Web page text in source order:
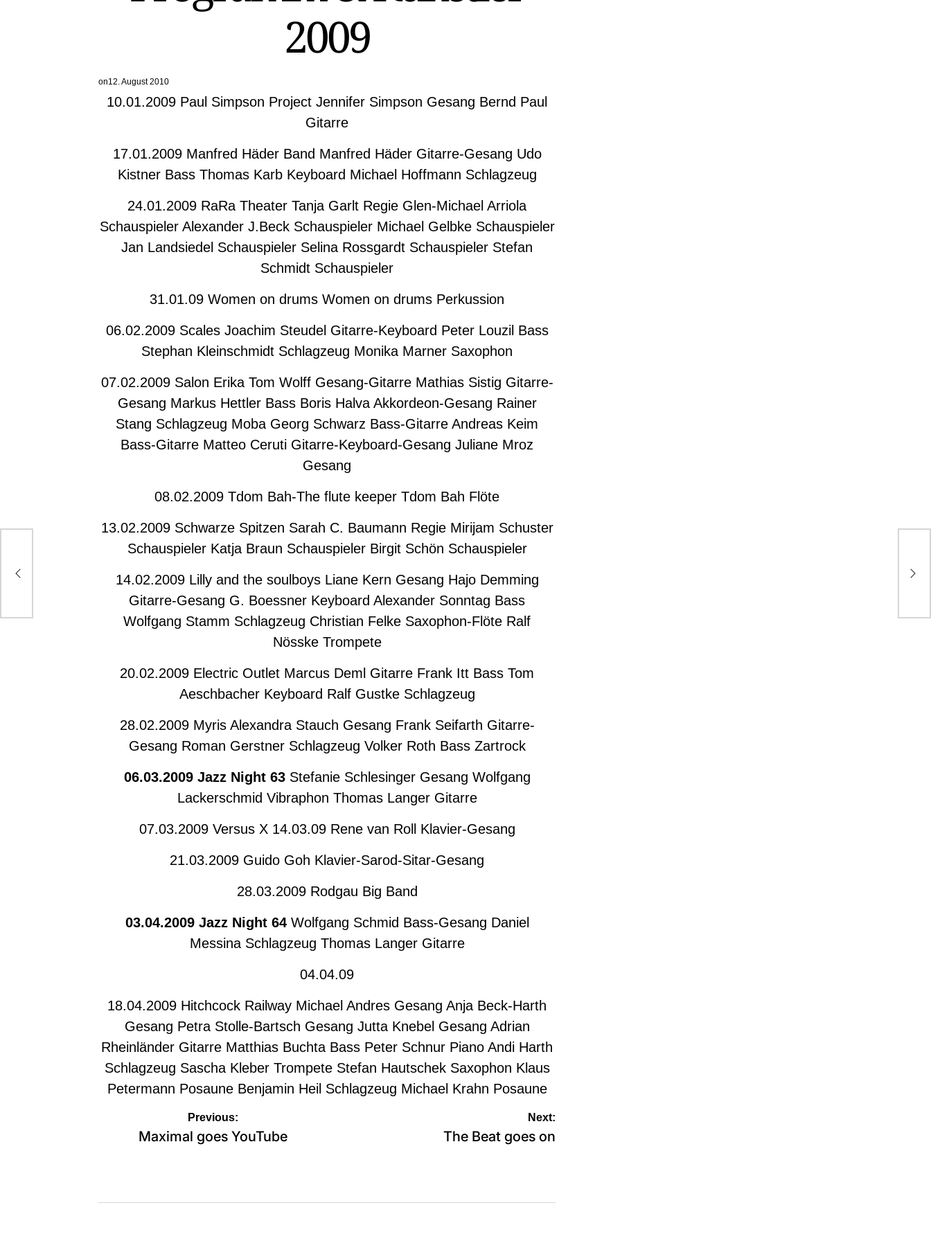
2009
on12. August 2010
10.01.2009 Paul Simpson Project Jennifer Simpson Gesang Bernd Paul
Gitarre
17.01.2009 Manfred Häder Band Manfred Häder Gitarre-Gesang Udo
Kistner Bass Thomas Karb Keyboard Michael Hoffmann Schlagzeug
24.01.2009 RaRa Theater Tanja Garlt Regie Glen-Michael Arriola
Schauspieler Alexander J.Beck Schauspieler Michael Gelbke Schauspieler
Jan Landsiedel Schauspieler Selina Rossgardt Schauspieler Stefan
Schmidt Schauspieler
31.01.09 Women on drums Women on drums Perkussion
06.02.2009 Scales Joachim Steudel Gitarre-Keyboard Peter Louzil Bass
Stephan Kleinschmidt Schlagzeug Monika Marner Saxophon
07.02.2009 Salon Erika Tom Wolff Gesang-Gitarre Mathias Sistig Gitarre-
Gesang Markus Hettler Bass Boris Halva Akkordeon-Gesang Rainer
Stang Schlagzeug Moba Georg Schwarz Bass-Gitarre Andreas Keim
Bass-Gitarre Matteo Ceruti Gitarre-Keyboard-Gesang Juliane Mroz
Gesang
08.02.2009 Tdom Bah-The flute keeper Tdom Bah Flöte
13.02.2009 Schwarze Spitzen Sarah C. Baumann Regie Mirijam Schuster
Schauspieler Katja Braun Schauspieler Birgit Schön Schauspieler
14.02.2009 Lilly and the soulboys Liane Kern Gesang Hajo Demming
Gitarre-Gesang G. Boessner Keyboard Alexander Sonntag Bass
Wolfgang Stamm Schlagzeug Christian Felke Saxophon-Flöte Ralf
Nösske Trompete
20.02.2009 Electric Outlet Marcus Deml Gitarre Frank Itt Bass Tom
Aeschbacher Keyboard Ralf Gustke Schlagzeug
28.02.2009 Myris Alexandra Stauch Gesang Frank Seifarth Gitarre-
Gesang Roman Gerstner Schlagzeug Volker Roth Bass Zartrock
06.03.2009 Jazz Night 63Stefanie Schlesinger Gesang Wolfgang
Lackerschmid Vibraphon Thomas Langer Gitarre
07.03.2009 Versus X 14.03.09 Rene van Roll Klavier-Gesang
21.03.2009 Guido Goh Klavier-Sarod-Sitar-Gesang
28.03.2009 Rodgau Big Band
03.04.2009 Jazz Night 64Wolfgang Schmid Bass-Gesang Daniel
Messina Schlagzeug Thomas Langer Gitarre
04.04.09
18.04.2009 Hitchcock Railway Michael Andres Gesang Anja Beck-Harth
Gesang Petra Stolle-Bartsch Gesang Jutta Knebel Gesang Adrian
Rheinländer Gitarre Matthias Buchta Bass Peter Schnur Piano Andi Harth
Schlagzeug Sascha Kleber Trompete Stefan Hautschek Saxophon Klaus
Petermann Posaune Benjamin Heil Schlagzeug Michael Krahn Posaune
Beitragsnavigation
Previous:
Maximal goes YouTube
Next:
The Beat goes on